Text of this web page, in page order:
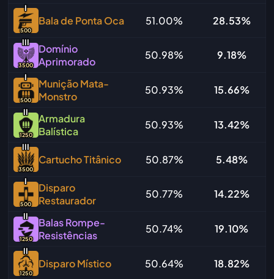
I
500
Bala de Ponta Oca 51.00% 28.53%
III
3500
Domínio
Aprimorado
50.98% 9.18%
I
500
Munição Mata-
Monstro
50.93% 15.66%
II
1250
Armadura
Balística
50.93% 13.42%
III
3500
Cartucho Titânico 50.87% 5.48%
I
500
Disparo
Restaurador
50.77% 14.22%
II
1250
Balas Rompe-
Resistências
50.74% 19.10%
II
1250
Disparo Místico 50.64% 18.82%